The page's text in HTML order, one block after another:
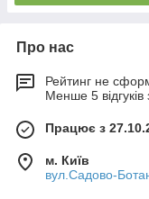
Про нас
Рейтинг не
Менше 5 відгуків
Працює з
м. Київ
вул.Садово-